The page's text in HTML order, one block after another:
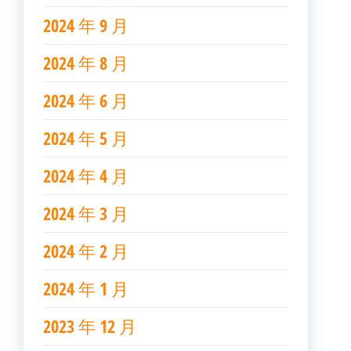
2024 年 9 月
2024 年 8 月
2024 年 6 月
2024 年 5 月
2024 年 4 月
2024 年 3 月
2024 年 2 月
2024 年 1 月
2023 年 12 月